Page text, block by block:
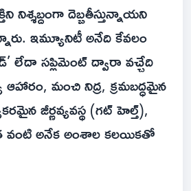
నిశ్శబ్దంగా దెబ్బతీస్తున్నాయని
ఇమ్యూనిటీ అనేది కేవలం
లేదా సప్లిమెంట్ ద్వారా వచ్చేది
మంచి నిద్ర, క్రమబద్ధమైన
జీర్ణవ్యవస్థ (గట్ హెల్త్),
వంటి అనేక అంశాల కలయికతో